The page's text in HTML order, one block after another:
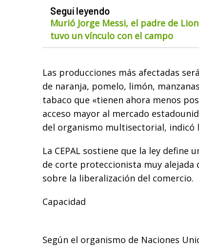
Seguí leyendo
Murió Jorge Messi, el padre de
tuvo un vínculo con el campo
Las producciones más afectadas
de naranja, pomelo, limón,
tabaco que «tienen ahora menos
acceso mayor al mercado
del organismo multisectorial, indicó
La CEPAL sostiene que la ley define
de corte proteccionista muy alejada
sobre la liberalización del comercio.
Capacidad
Según el organismo de Naciones